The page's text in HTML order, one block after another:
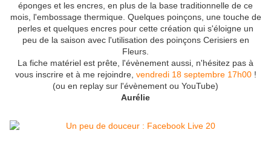
éponges et les encres, en plus de la base traditionnelle de ce
mois, l'embossage thermique. Quelques poinçons, une touche de
perles et quelques encres pour cette création qui s'éloigne un
peu de la saison avec l'utilisation des poinçons Cerisiers en
Fleurs.
La fiche matériel est prête, l'évènement aussi, n'hésitez pas à
vous inscrire et à me rejoindre, vendredi 18 septembre 17h00!
(ou en replay sur l'évènement ou YouTube)
Aurélie